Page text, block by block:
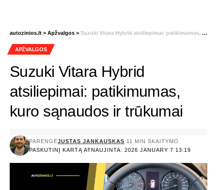
autozinios.lt > Apžvalgos > Suzuki Vitara Hybrid atsiliepimai: patikimumas, kuro sąnaudos ir trūkumai
APŽVALGOS
Suzuki Vitara Hybrid
atsiliepimai: patikimumas,
kuro sąnaudos ir trūkumai
PASKUTINĮ KARTĄ ATNAUJINTA: 2026 JANUARY 7 13:19
PARENGĖJUSTAS JANKAUSKAS 11 MIN SKAITYMO